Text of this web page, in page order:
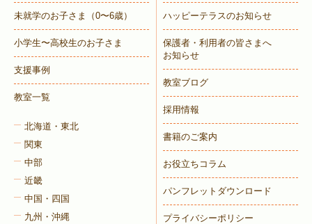
未就学のお子さま （0〜6歳）
小学生〜高校生のお子さま
支援事例
教室一覧
北海道・東北
関東
中部
近畿
中国・四国
九州・沖縄
ハッピーテラスのお知らせ
保護者・利用者の皆さまへ
お知らせ
教室ブログ
採用情報
書籍のご案内
お役立ちコラム
パンフレットダウンロード
プライバシーポリシー